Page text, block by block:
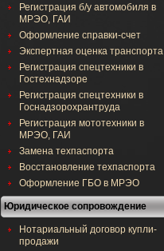
Регистрация б/у автомобиля в
МРЭО, ГАИ
Оформление справки-счет
Экспертная оценка транспорта
Регистрация спецтехники в
Гостехнадзоре
Регистрация спецтехники в
Госнадзорохрантруда
Регистрация мототехники в
МРЭО, ГАИ
Замена техпаспорта
Восстановление техпаспорта
Оформление ГБО в МРЭО
Юридическое сопровождение
Нотариальный договор купли-
продажи